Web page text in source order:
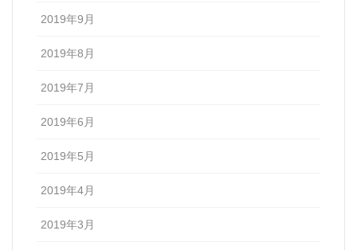
2019年9月
2019年8月
2019年7月
2019年6月
2019年5月
2019年4月
2019年3月